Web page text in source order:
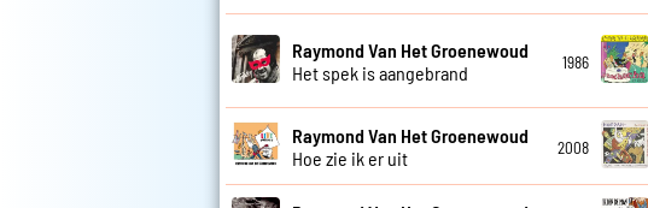
Raymond Van Het Groenewoud
Het spek is aangebrand
1986
Raymond Van Het Groenewoud
Hoe zie ik er uit
2008